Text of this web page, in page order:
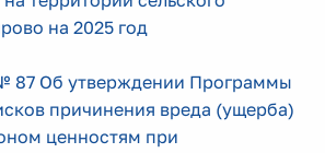
на 2025 год
87 Об утверждении Программы
причинения вреда (ущерба)
ценностям при